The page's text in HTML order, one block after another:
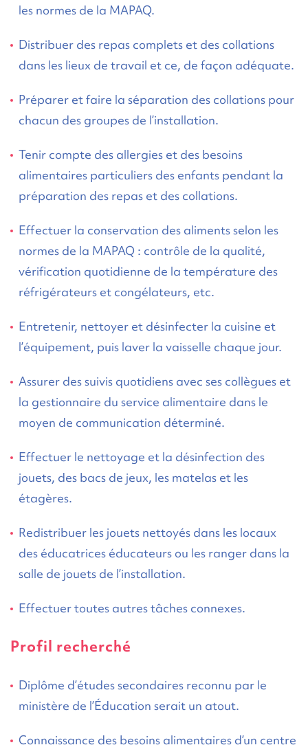
les normes de la MAPAQ.
Distribuer des repas complets et des collations
dans les lieux de travail et ce, de façon adéquate.
Préparer et faire la séparation des collations pour
chacun des groupes de l’installation.
Tenir compte des allergies et des besoins
alimentaires particuliers des enfants pendant la
préparation des repas et des collations.
Effectuer la conservation des aliments selon les
normes de la MAPAQ : contrôle de la qualité,
vérification quotidienne de la température des
réfrigérateurs et congélateurs, etc.
Entretenir, nettoyer et désinfecter la cuisine et
l’équipement, puis laver la vaisselle chaque jour.
Assurer des suivis quotidiens avec ses collègues et
la gestionnaire du service alimentaire dans le
moyen de communication déterminé.
Effectuer le nettoyage et la désinfection des
jouets, des bacs de jeux, les matelas et les
étagères.
Redistribuer les jouets nettoyés dans les locaux
des éducatrices éducateurs ou les ranger dans la
salle de jouets de l’installation.
Effectuer toutes autres tâches connexes.
Profil recherché
Diplôme d’études secondaires reconnu par le
ministère de l’Éducation serait un atout.
Connaissance des besoins alimentaires d’un centre